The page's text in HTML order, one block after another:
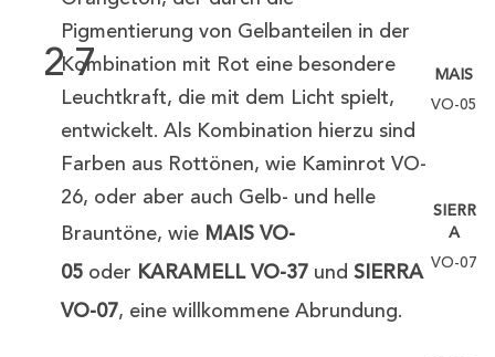
27
Pigmentierung von Gelbanteilen in der
Kombination mit Rot eine besondere
Leuchtkraft, die mit dem Licht spielt,
entwickelt. Als Kombination hierzu sind
Farben aus Rottönen, wie Kaminrot VO-
26, oder aber auch Gelb- und helle
Brauntöne, wie MAIS VO-
05oder KARAMELL VO-37und SIERRA
VO-07, eine willkommene Abrundung.
MAIS
VO-05
SIERR
A
VO-07